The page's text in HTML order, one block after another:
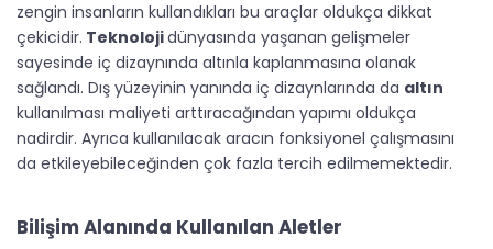
zengin insanların kullandıkları bu araçlar oldukça dikkat
çekicidir. Teknolojidünyasında yaşanan gelişmeler
sayesinde iç dizaynında altınla kaplanmasına olanak
sağlandı. Dış yüzeyinin yanında iç dizaynlarında da altın
kullanılması maliyeti arttıracağından yapımı oldukça
nadirdir. Ayrıca kullanılacak aracın fonksiyonel çalışmasını
da etkileyebileceğinden çok fazla tercih edilmemektedir.
Bilişim Alanında Kullanılan Aletler